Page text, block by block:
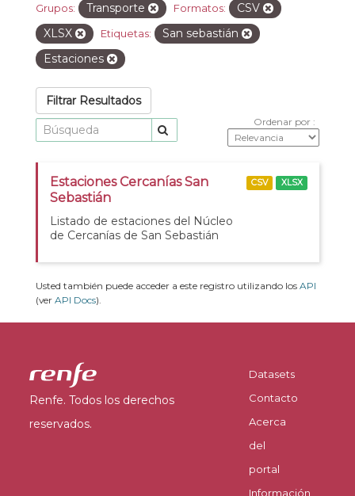
Grupos: Transporte Formatos:
CSV
XLSX
Etiquetas:
San sebastián
Estaciones
Filtrar Resultados
Ordenar por
Estaciones Cercanías San
Sebastián
Listado de estaciones del Núcleo
de Cercanías de San Sebastián
CSV XLSX
Usted también puede acceder a este registro utilizando los API
(ver API Docs).
Renfe. Todos los derechos
reservados.
Datasets
Contacto
Acerca
del
portal
Información